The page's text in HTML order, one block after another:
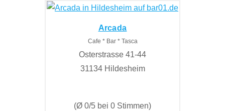
Arcada
Cafe * Bar * Tasca
Osterstrasse 41-44
31134 Hildesheim
(Ø 0/5 bei 0 Stimmen)